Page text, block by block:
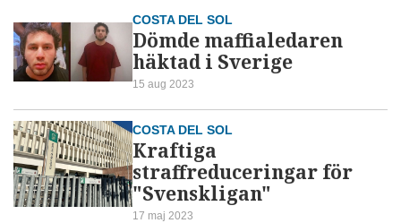
COSTA DEL SOL
Dömde maffialedaren
häktad i Sverige
15 aug 2023
COSTA DEL SOL
Kraftiga
straffreduceringar för
"Svenskligan"
17 maj 2023